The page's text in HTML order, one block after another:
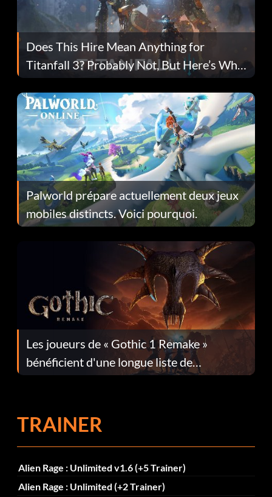
Does This Hire Mean Anything for
Titanfall 3? Probably Not, But Here’s Why
Fans Are Hopeful
Palworld prépare actuellement deux jeux
mobiles distincts. Voici pourquoi.
Les joueurs de « Gothic 1 Remake »
bénéficient d'une longue liste de
corrections dans la mise à jour 1.0.4
TRAINER
Alien Rage : Unlimited v1.6 (+5 Trainer)
Alien Rage : Unlimited (+2 Trainer)